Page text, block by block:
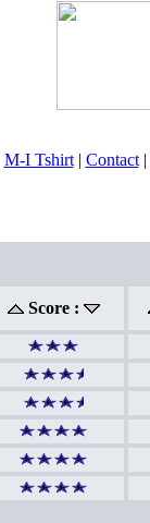
M-I Tshirt| Contact|
Score :